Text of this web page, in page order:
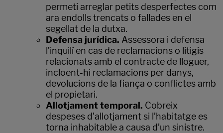
permeti arreglar petits desperfectes com
ara endolls trencats o fallades en el
segellat de la dutxa.
Defensa jurídica. Assessora i defensa
l’inquilí en cas de reclamacions o litigis
relacionats amb el contracte de lloguer,
incloent-hi reclamacions per danys,
devolucions de la fiança o conflictes amb
el propietari.
Allotjament temporal. Cobreix
despeses d’allotjament si l’habitatge es
torna inhabitable a causa d’un sinistre.